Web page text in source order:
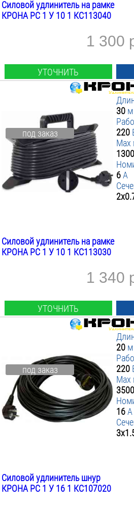
Силовой удлинитель на рамке
КРОНА РС 1 У 10 1 КС113040
1 300
УТОЧНИТЬ
под заказ
30 м
220
1300
6А
Силовой удлинитель на рамке
КРОНА РС 1 У 10 1 КС113030
1 340
УТОЧНИТЬ
под заказ
20 м
220
3500
16А
Силовой удлинитель шнур
КРОНА РС 1 У 16 1 КС107020